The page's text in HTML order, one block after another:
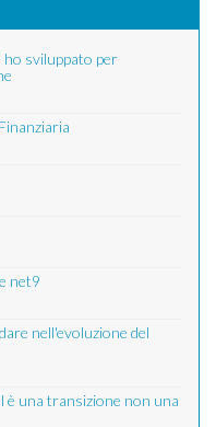
ho sviluppato per
net9
nell'evoluzione del
è una transizione non una